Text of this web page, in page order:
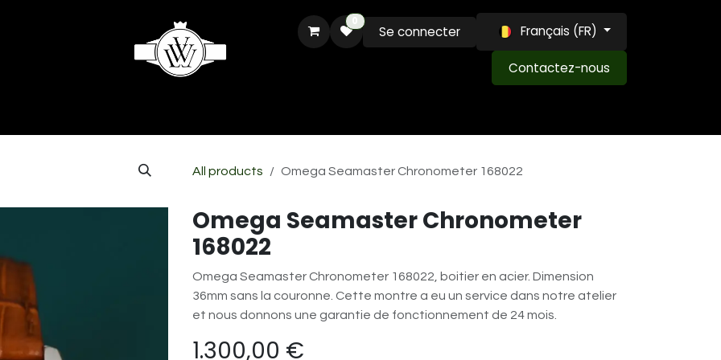
0
Se connecter Français (FR)
Contactez-nous
All products Omega Seamaster Chronometer 168022
Omega Seamaster Chronometer
168022
Omega Seamaster Chronometer 168022, boitier en acier. Dimension
36mm sans la couronne. Cette montre a eu un service dans notre atelier
et nous donnons une garantie de fonctionnement de 24 mois.
1.300,00 €